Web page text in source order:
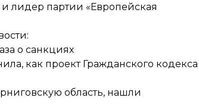
лидер партии «Европейская
о санкциях
как проект Гражданского кодекса
область, нашли